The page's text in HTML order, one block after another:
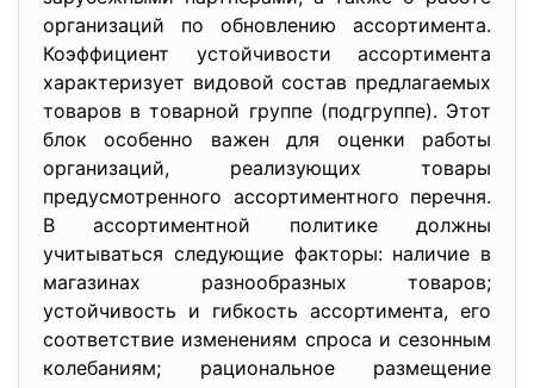
организаций по обновлению ассортимента.
Коэффициент устойчивости ассортимента
характеризует видовой состав предлагаемых
товаров в товарной группе (подгруппе). Этот
блок особенно важен для оценки работы
организаций, реализующих товары
предусмотренного ассортиментного перечня.
В ассортиментной политике должны
учитываться следующие факторы: наличие в
магазинах разнообразных товаров;
устойчивость и гибкость ассортимента, его
соответствие изменениям спроса и сезонным
колебаниям; рациональное размещение